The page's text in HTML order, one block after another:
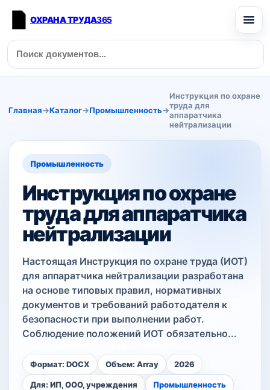
ОХРАНА ТРУДА365
Главная→Каталог→Промышленность→
Инструкция по охране
труда для
аппаратчика
нейтрализации
Промышленность
Инструкция по охране
труда для аппаратчика
нейтрализации
Настоящая Инструкция по охране труда (ИОТ)
для аппаратчика нейтрализации разработана
на основе типовых правил, нормативных
документов и требований работодателя к
безопасности при выполнении работ.
Соблюдение положений ИОТ обязательно...
Формат: DOCX Объем: Array 2026
Для: ИП, ООО, учреждения Промышленность